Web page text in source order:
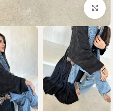
Click to enlarge